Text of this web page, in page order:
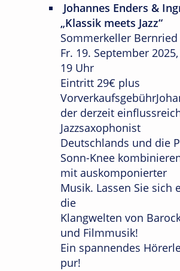
Johannes Enders &
„Klassik meets Jazz“
Sommerkeller Bernried
Fr. 19. September
19 Uhr
Eintritt 29€ plus
der derzeit
Jazzsaxophonist
Deutschlands und die
Sonn-Knee
mit auskomponierter
Musik. Lassen Sie sich
die
Klangwelten von
und Filmmusik!
Ein spannendes
pur!